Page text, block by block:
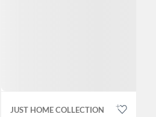
JUST HOME COLLECTION